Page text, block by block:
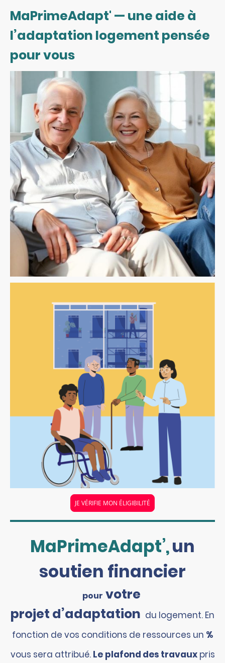
MaPrimeAdapt' — une aide à
l’adaptation logement pensée
pour vous
JE VÉRIFIE MON ÉLIGIBILITÉ
MaPrimeAdapt’,un
soutien financier
pour votre
projet d’adaptation du logement. En
fonction de vos conditions de ressources un %
vous sera attribué. Le plafond des travauxpris